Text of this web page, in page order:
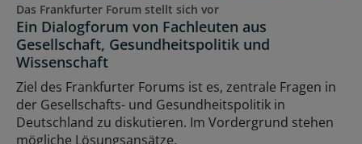
Das Frankfurter Forum stellt sich vor
Ein Dialogforum von Fachleuten aus
Gesellschaft, Gesundheitspolitik und
Wissenschaft
Ziel des Frankfurter Forums ist es, zentrale Fragen in
der Gesellschafts- und Gesundheitspolitik in
Deutschland zu diskutieren. Im Vordergrund stehen
mögliche Lösungsansätze.